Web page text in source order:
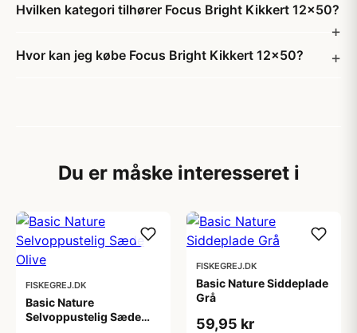
Hvilken kategori tilhører Focus Bright Kikkert 12x50?
Hvor kan jeg købe Focus Bright Kikkert 12x50?
Du er måske interesseret i
FISKEGREJ.DK
Basic Nature
Selvoppustelig Sæde
FISKEGREJ.DK
Basic Nature Siddeplade
Grå
59,95 kr